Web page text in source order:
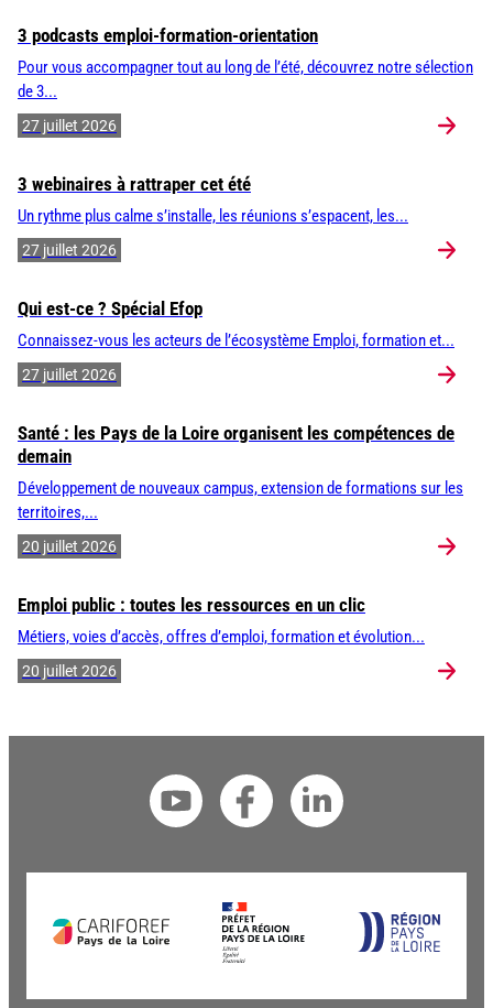
3 podcasts emploi-formation-orientation
Pour vous accompagner tout au long de l’été, découvrez notre sélection
de 3...
27 juillet 2026
3 webinaires à rattraper cet été
Un rythme plus calme s’installe, les réunions s’espacent, les...
27 juillet 2026
Qui est-ce ? Spécial Efop
Connaissez-vous les acteurs de l’écosystème Emploi, formation et...
27 juillet 2026
Santé : les Pays de la Loire organisent les compétences de
demain
Développement de nouveaux campus, extension de formations sur les
territoires,...
20 juillet 2026
Emploi public : toutes les ressources en un clic
Métiers, voies d’accès, offres d’emploi, formation et évolution...
20 juillet 2026